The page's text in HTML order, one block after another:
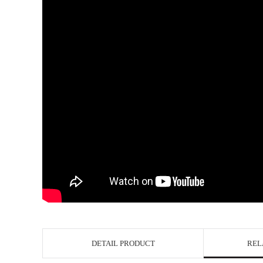
DETAIL PRODUCT